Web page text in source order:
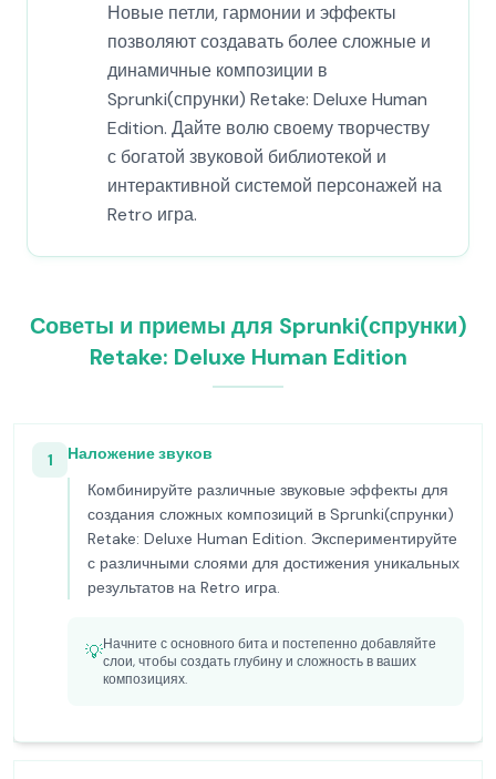
Новые петли, гармонии и эффекты
позволяют создавать более сложные и
динамичные композиции в
Sprunki(спрунки) Retake: Deluxe Human
Edition. Дайте волю своему творчеству
с богатой звуковой библиотекой и
интерактивной системой персонажей на
Retro игра.
Советы и приемы для Sprunki(спрунки)
Retake: Deluxe Human Edition
1
Наложение звуков
Комбинируйте различные звуковые эффекты для
создания сложных композиций в Sprunki(спрунки)
Retake: Deluxe Human Edition. Экспериментируйте
с различными слоями для достижения уникальных
результатов на Retro игра.
💡Начните с основного бита и постепенно добавляйте
слои, чтобы создать глубину и сложность в ваших
композициях.